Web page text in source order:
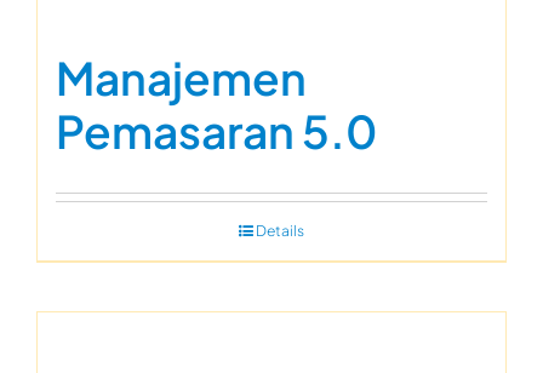
Manajemen
Pemasaran 5.0
Details